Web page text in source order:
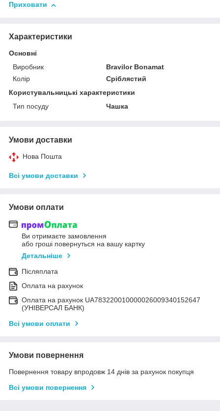
Приховати
Характеристики
Основні
Виробник
Bravilor Bonamat
Колір
Сріблястий
Користувальницькі характеристики
Тип посуду
Чашка
Умови доставки
Нова Пошта
Всі умови доставки
Умови оплати
Ви отримаєте замовлення
або гроші повернуться на вашу картку
Детальніше
Післяплата
Оплата на рахунок
Оплата на рахунок UA783220010000026009340152647
(УНІВЕРСАЛ БАНК)
Всі умови оплати
Умови повернення
Повернення товару впродовж 14 днів за рахунок покупця
Всі умови повернення